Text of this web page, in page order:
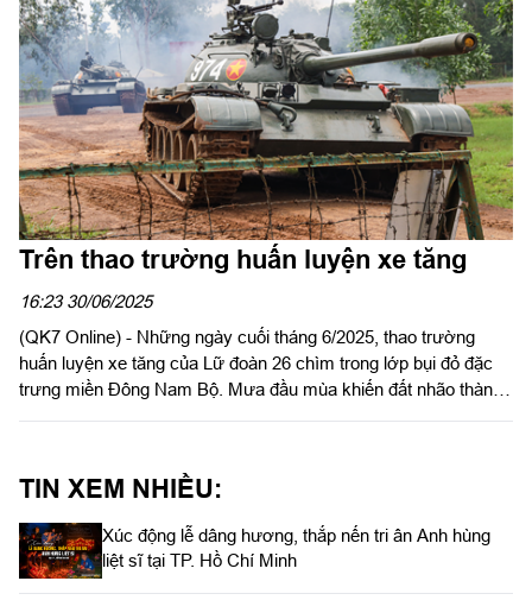
chiến trường xưa trong địa bàn miền Đông Nam Bộ và tại
Campuchia biên giới, đưa các anh về yên nghỉ trong lòng đất
mẹ, trong vòng tay Nhân dân.
​Trên thao trường huấn luyện xe tăng
16:23 30/06/2025
(QK7 Online) - Những ngày cuối tháng 6/2025, thao trường
huấn luyện xe tăng của Lữ đoàn 26 chìm trong lớp bụi đỏ đặc
trưng miền Đông Nam Bộ. Mưa đầu mùa khiến đất nhão thành
TIN XEM NHIỀU:
Xúc động lễ dâng hương, thắp nến tri ân Anh hùng
liệt sĩ tại TP. Hồ Chí Minh